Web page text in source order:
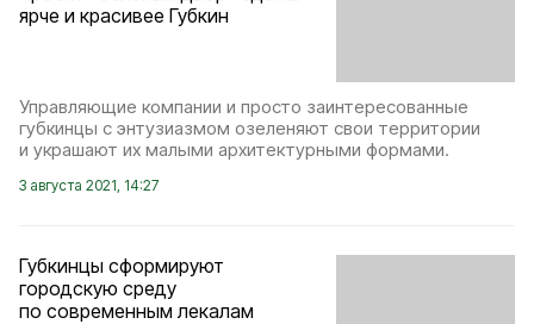
ярче и красивее Губкин
Управляющие компании и просто заинтересованные
губкинцы с энтузиазмом озеленяют свои территории
и украшают их малыми архитектурными формами.
3 августа 2021, 14:27
Губкинцы сформируют
городскую среду
по современным лекалам